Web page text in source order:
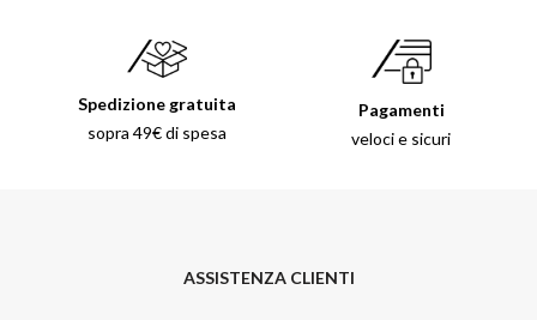
Spedizione gratuita
sopra 49€ di spesa
Pagamenti
veloci e sicuri
ASSISTENZA CLIENTI